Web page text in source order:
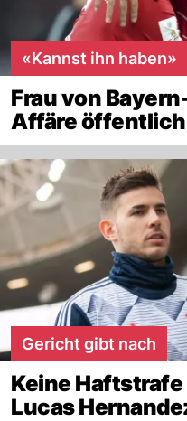
«Kannst ihn haben»
Frau von
Affäre öffentlich
Gericht gibt nach
Keine
Lucas